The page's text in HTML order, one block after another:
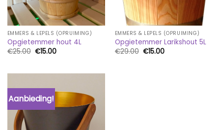
EMMERS & LEPELS (OPRUIMING)
Opgietemmer hout 4L
€25.00 Oorspronkelijke
€15.00Huidige
EMMERS & LEPELS (OPRUIMING)
Opgietemmer Larikshout 5L
€29.00 Oorspronkelijke
€15.00Huidige
Aanbieding!